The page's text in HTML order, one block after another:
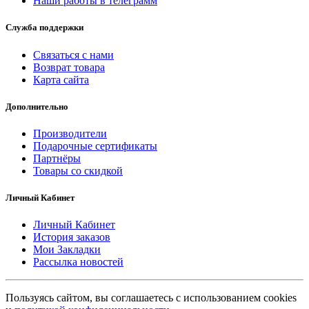
Служба поддержки
Связаться с нами
Возврат товара
Карта сайта
Дополнительно
Производители
Подарочные сертификаты
Партнёры
Товары со скидкой
Личный Кабинет
Личный Кабинет
История заказов
Мои Закладки
Рассылка новостей
Пользуясь сайтом, вы соглашаетесь с использованием cookies